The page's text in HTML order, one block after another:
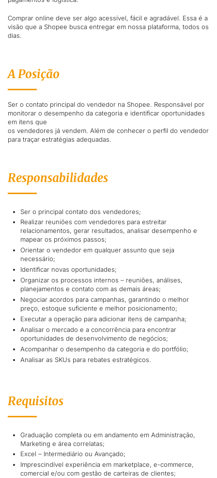
Comprar online deve ser algo acessível, fácil e agradável. Essa é a
visão que a Shopee busca entregar em nossa plataforma, todos os
dias.
A Posição
Ser o contato principal do vendedor na Shopee. Responsável por
monitorar o desempenho da categoria e identificar oportunidades
em itens que
os vendedores já vendem. Além de conhecer o perfil do vendedor
para traçar estratégias adequadas.
Responsabilidades
Ser o principal contato dos vendedores;
Realizar reuniões com vendedores para estreitar
relacionamentos, gerar resultados, analisar desempenho e
mapear os próximos passos;
Orientar o vendedor em qualquer assunto que seja
necessário;
Identificar novas oportunidades;
Organizar os processos internos – reuniões, análises,
planejamentos e contato com as demais áreas;
Negociar acordos para campanhas, garantindo o melhor
preço, estoque suficiente e melhor posicionamento;
Executar a operação para adicionar itens de campanha;
Analisar o mercado e a concorrência para encontrar
oportunidades de desenvolvimento de negócios;
Acompanhar o desempenho da categoria e do portfólio;
Analisar as SKUs para rebates estratégicos.
Requisitos
Graduação completa ou em andamento em Administração,
Marketing e área correlatas;
Excel – Intermediário ou Avançado;
Imprescindível experiência em marketplace, e-commerce,
comercial e/ou com gestão de carteiras de clientes;